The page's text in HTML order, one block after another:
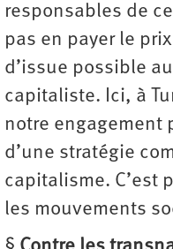
responsables de
pas en payer le
d’issue possible
capitaliste. Ici, à
notre engagement
d’une stratégie
capitalisme. C’est
les mouvements